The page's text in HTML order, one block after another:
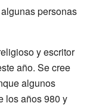
personas
y escritor
año. Se cree
algunos
los años 980 y